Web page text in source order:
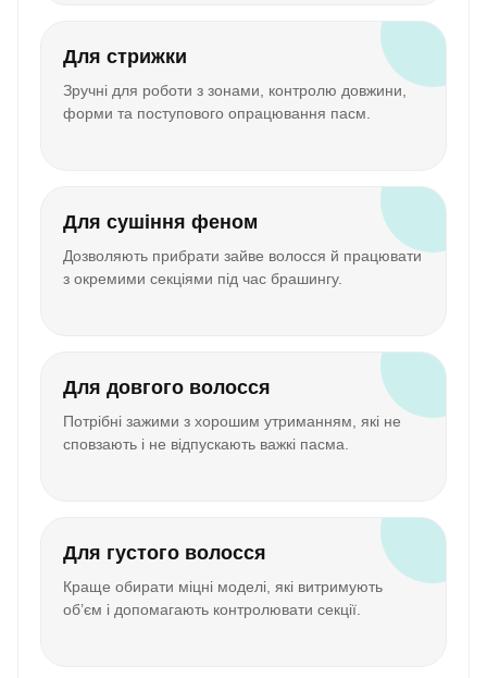
Для стрижки
Зручні для роботи з зонами, контролю довжини,
форми та поступового опрацювання пасм.
Для сушіння феном
Дозволяють прибрати зайве волосся й працювати
з окремими секціями під час брашингу.
Для довгого волосся
Потрібні зажими з хорошим утриманням, які не
сповзають і не відпускають важкі пасма.
Для густого волосся
Краще обирати міцні моделі, які витримують
об’єм і допомагають контролювати секції.